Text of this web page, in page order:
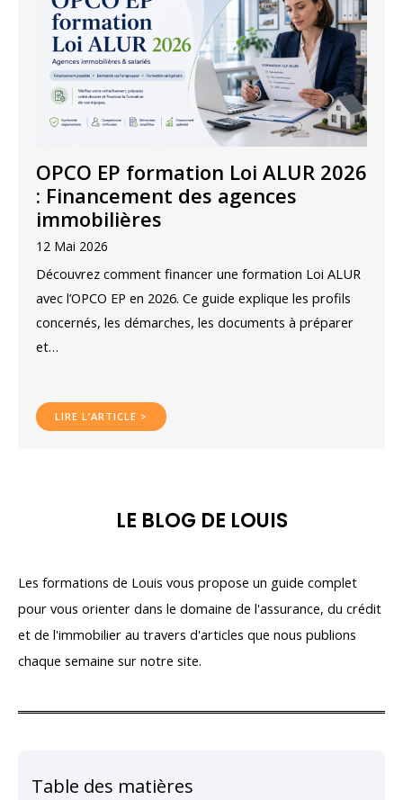
OPCO EP formation Loi ALUR 2026
: Financement des agences
immobilières
12 Mai 2026
Découvrez comment financer une formation Loi ALUR
avec l’OPCO EP en 2026. Ce guide explique les profils
concernés, les démarches, les documents à préparer
et…
LIRE L’ARTICLE >
LE BLOG DE LOUIS
Les formations de Louis vous propose un guide complet
pour vous orienter dans le domaine de l'assurance, du crédit
et de l'immobilier au travers d'articles que nous publions
chaque semaine sur notre site.
Table des matières